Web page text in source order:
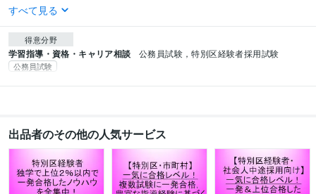
すべて見る
得意分野
学習指導・資格・キャリア相談 公務員試験，特別区経験者採用試験
公務員試験
出品者のその他の人気サービス